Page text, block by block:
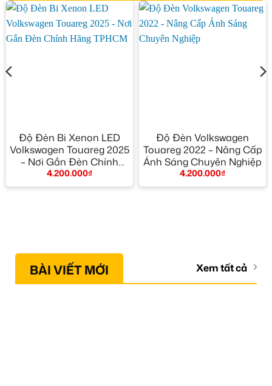
Độ Đèn Bi Xenon LED
Volkswagen Touareg 2025
– Nơi Gắn Đèn Chính
Hãng TPHCM
4.200.000₫
Độ Đèn Volkswagen
Touareg 2022 – Nâng Cấp
Ánh Sáng Chuyên Nghiệp
4.200.000₫
BÀI VIẾT MỚI Xem tất cả